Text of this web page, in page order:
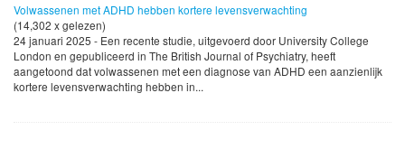
Volwassenen met ADHD hebben kortere levensverwachting
(14,302 x gelezen)
24 januari 2025 - Een recente studie, uitgevoerd door University College
London en gepubliceerd in The British Journal of Psychiatry, heeft
aangetoond dat volwassenen met een diagnose van ADHD een aanzienlijk
kortere levensverwachting hebben in...